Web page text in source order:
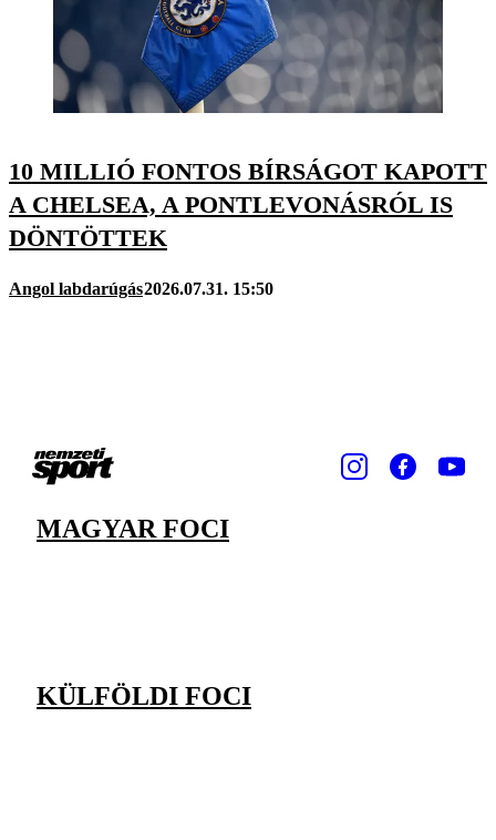
10 MILLIÓ FONTOS BÍRSÁGOT KAPOTT
A CHELSEA, A PONTLEVONÁSRÓL IS
DÖNTÖTTEK
Angol labdarúgás2026.07.31. 15:50
MAGYAR FOCI
KÜLFÖLDI FOCI